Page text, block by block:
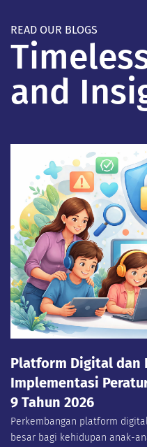
READ OUR BLOGS
and
Platform Digital dan
Implementasi
9 Tahun 2026
Perkembangan platform
besar bagi kehidupan anak-